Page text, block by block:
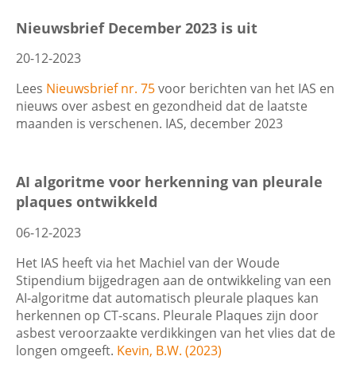
Contactgegevens
Zoeken
Filters
Datum
Trefwoord
Categorie
Wis filters
Nieuwsbrief December 2023 is uit
20-12-2023
Lees Nieuwsbrief nr. 75voor berichten van het IAS en
nieuws over asbest en gezondheid dat de laatste
maanden is verschenen. IAS, december 2023
AI algoritme voor herkenning van pleurale
plaques ontwikkeld
06-12-2023
Het IAS heeft via het Machiel van der Woude
Stipendium bijgedragen aan de ontwikkeling van een
AI-algoritme dat automatisch pleurale plaques kan
herkennen op CT-scans. Pleurale Plaques zijn door
asbest veroorzaakte verdikkingen van het vlies dat de
longen omgeeft. Kevin, B.W. (2023)